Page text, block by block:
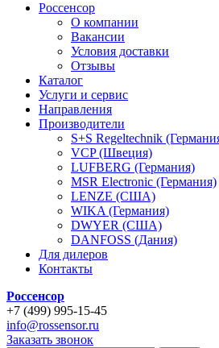
Россенсор
О компании
Вакансии
Условия доставки
Отзывы
Каталог
Услуги и сервис
Направления
Производители
S+S Regeltechnik
VCP (Швеция)
LUFBERG (Германия)
MSR Electronic (Германия)
LENZE (США)
WIKA (Германия)
DWYER (США)
DANFOSS (Дания)
Для дилеров
Контакты
Россенсор
+7 (499) 995-15-45
info@rossensor.ru
Заказать звонок